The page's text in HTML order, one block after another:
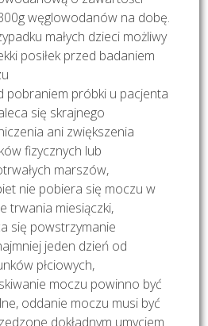
węglowodanów na dobę.
małych dzieci możliwy
posiłek przed badaniem
pobraniem próbki u pacjenta
się skrajnego
ani zwiększenia
fizycznych lub
marszów,
nie pobiera się moczu w
trwania miesiączki,
się powstrzymanie
jeden dzień od
płciowych,
moczu powinno być
oddanie moczu musi być
dokładnym umyciem